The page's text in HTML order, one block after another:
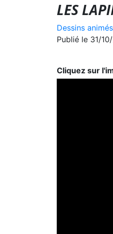
LES
Dessins animés
Publié le 31/
Cliquez sur